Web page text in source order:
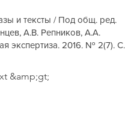
и тексты / Под общ. ред.
А.В. Репников, А.А.
экспертиза. 2016. № 2(7). С.
&amp;gt;